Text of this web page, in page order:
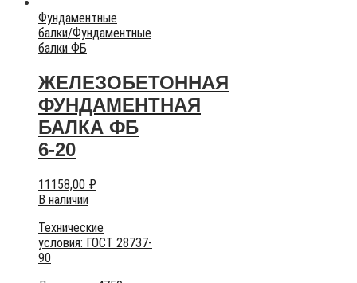
Фундаментные
балки/Фундаментные
балки ФБ
ЖЕЛЕЗОБЕТОННАЯ
ФУНДАМЕНТНАЯ
БАЛКА ФБ
6-20
11158,00 ₽
В наличии
Технические
условия: ГОСТ 28737-
90